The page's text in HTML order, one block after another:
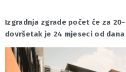
Izgradnja zgrade počet će za
dovršetak je 24 mjeseci od